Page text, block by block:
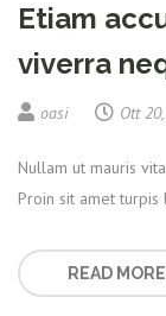
Etiam
viverra
oasi Ott
Nullam ut mauris
Proin sit amet
READ MORE